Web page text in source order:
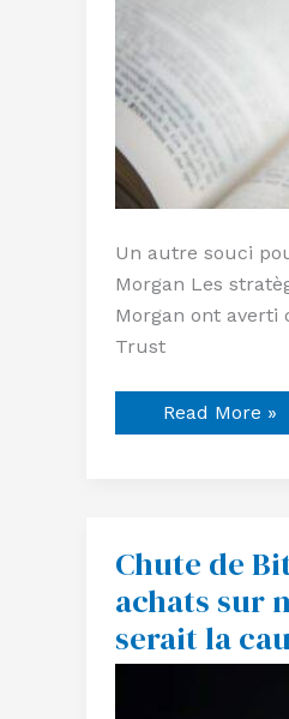
Un autre souci
Morgan Les
Morgan ont averti
Trust
Read More »
Chute de
achats sur
serait la
Chute
de
Bitcoin:
Les
achats
sur
marge